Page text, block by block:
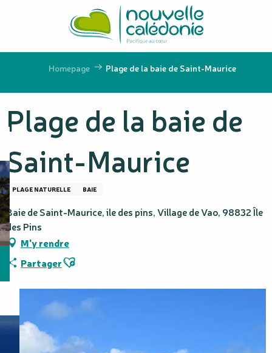
principal
Homepage Plage de la baie de Saint-Maurice
Plage de la baie de
Saint-Maurice
PLAGE NATURELLE BAIE
Baie de Saint-Maurice, ile des pins, Village de Vao, 98832 Île
des Pins
M'y rendre
PartagerAjouter aux favoris